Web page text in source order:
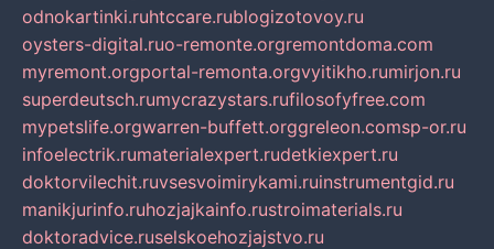
odnokartinki.ruhtccare.rublogizotovoy.ru
oysters-digital.ruo-remonte.orgremontdoma.com
myremont.orgportal-remonta.orgvyitikho.rumirjon.ru
superdeutsch.rumycrazystars.rufilosofyfree.com
mypetslife.orgwarren-buffett.orggreleon.comsp-or.ru
infoelectrik.rumaterialexpert.rudetkiexpert.ru
doktorvilechit.ruvsesvoimirykami.ruinstrumentgid.ru
manikjurinfo.ruhozjajkainfo.rustroimaterials.ru
doktoradvice.ruselskoehozjajstvo.ru